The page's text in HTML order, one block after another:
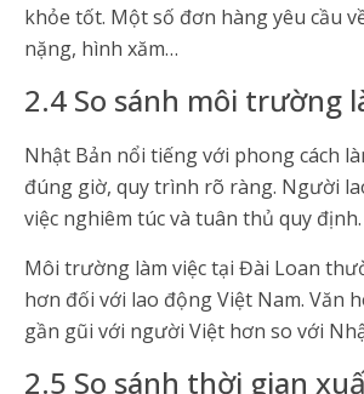
khỏe tốt. Một số đơn hàng yêu cầu
nặng, hình xăm…
2.4 So sánh môi trường
Nhật Bản nổi tiếng với phong cách
đúng giờ, quy trình rõ ràng. Người
việc nghiêm túc và tuân thủ quy định.
Môi trường làm việc tại Đài Loan
hơn đối với lao động Việt Nam. Văn
gần gũi với người Việt hơn so với
2.5 So sánh thời gian